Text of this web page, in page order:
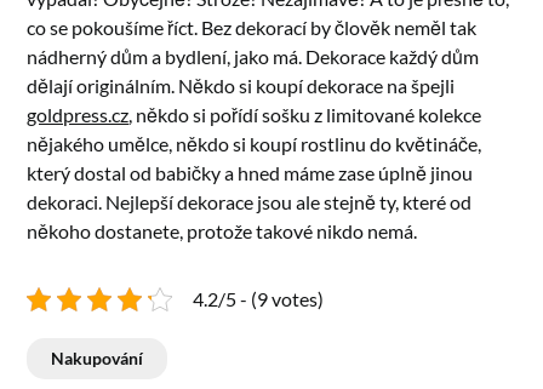
co se pokoušíme říct. Bez dekorací by člověk neměl tak
nádherný dům a bydlení, jako má. Dekorace každý dům
dělají originálním. Někdo si koupí dekorace na špejli
goldpress.cz, někdo si pořídí sošku z limitované kolekce
nějakého umělce, někdo si koupí rostlinu do květináče,
který dostal od babičky a hned máme zase úplně jinou
dekoraci. Nejlepší dekorace jsou ale stejně ty, které od
někoho dostanete, protože takové nikdo nemá.
4.2/5 - (9 votes)
Nakupování